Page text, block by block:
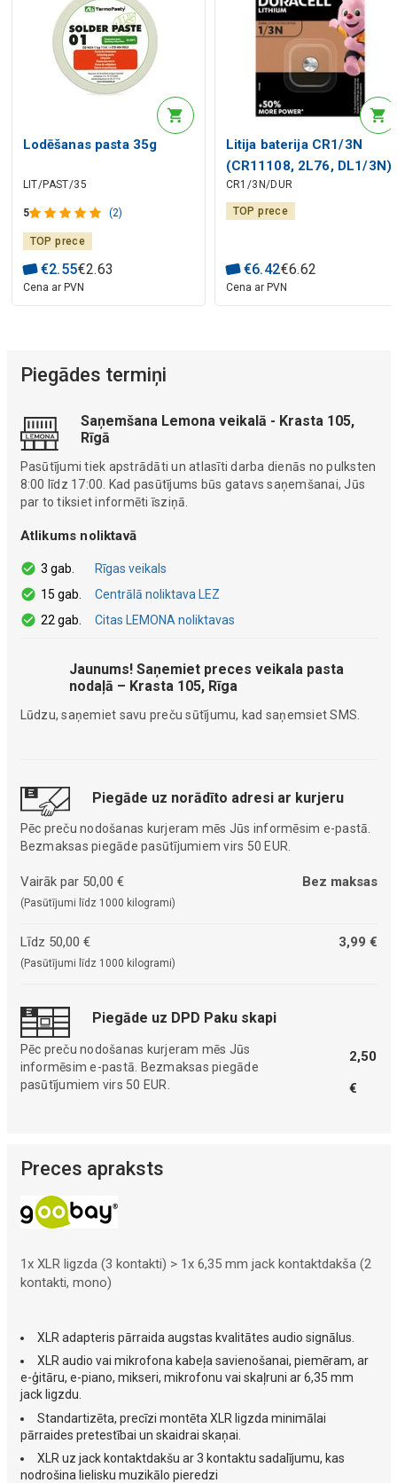
Lodēšanas pasta 35g
LIT/PAST/35
5 (2)
TOP prece
€2.55€2.63
Cena ar PVN
Litija baterija CR1/3N
(CR11108, 2L76, DL1/3N)
3.0V Duracell
CR1/3N/DUR
TOP prece
€6.42€6.62
Cena ar PVN
Piegādes termiņi
Saņemšana Lemona veikalā - Krasta 105,
Rīgā
Pasūtījumi tiek apstrādāti un atlasīti darba dienās no pulksten
8:00 līdz 17:00. Kad pasūtījums būs gatavs saņemšanai, Jūs
par to tiksiet informēti īsziņā.
Atlikums noliktavā
3 gab.
Rīgas veikals
15 gab.
Centrālā noliktava LEZ
22 gab.
Citas LEMONA noliktavas
Jaunums! Saņemiet preces veikala pasta
nodaļā – Krasta 105, Rīga
Lūdzu, saņemiet savu preču sūtījumu, kad saņemsiet SMS.
Piegāde uz norādīto adresi ar kurjeru
Pēc preču nodošanas kurjeram mēs Jūs informēsim e-pastā.
Bezmaksas piegāde pasūtījumiem virs 50 EUR.
Vairāk par 50,00 €
(Pasūtījumi līdz 1000 kilogrami)
Bez maksas
Līdz 50,00 €
(Pasūtījumi līdz 1000 kilogrami)
3,99 €
Piegāde uz DPD Paku skapi
Pēc preču nodošanas kurjeram mēs Jūs
informēsim e-pastā. Bezmaksas piegāde
pasūtījumiem virs 50 EUR.
2,50
€
Preces apraksts
1x XLR ligzda (3 kontakti) > 1x 6,35 mm jack kontaktdakša (2
kontakti, mono)
XLR adapteris pārraida augstas kvalitātes audio signālus.
XLR audio vai mikrofona kabeļa savienošanai, piemēram, ar
e-ģitāru, e-piano, mikseri, mikrofonu vai skaļruni ar 6,35 mm
jack ligzdu.
Standartizēta, precīzi montēta XLR ligzda minimālai
pārraides pretestībai un skaidrai skaņai.
XLR uz jack kontaktdakšu ar 3 kontaktu sadalījumu, kas
nodrošina lielisku muzikālo pieredzi